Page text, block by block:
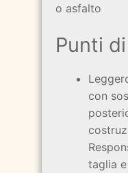
o asfalto
Punti
con
taglia